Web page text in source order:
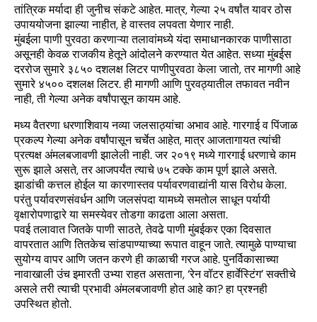
तांत्रिक मर्यादा ही जुनीच संकटे आहेत. मात्र, गेल्या २५ वर्षांत यावर ठोस
उपाययोजना झाल्या नाहीत, हे वास्तव लपवता येणार नाही.
मुंबईला पाणी पुरवठा करणाऱ्या तलावांमध्ये यंदा समाधानकारक पाणीसाठा
असूनही केवळ राजकीय हेतूने आंदोलने करण्यात येत आहेत. सध्या मुंबईस
दररोज सुमारे ३८५० दशलक्ष लिटर पाणीपुरवठा केला जातो, तर मागणी आहे
सुमारे ४५०० दशलक्ष लिटर. ही मागणी आणि पुरवठ्यातील तफावत नवीन
नाही, ती गेल्या अनेक वर्षांपासून कायम आहे.
मध्य वैतरणा धरणाशिवाय नव्या जलसाठ्यांचा अभाव आहे. गारगाई व पिंजाळ
प्रकल्प गेल्या अनेक वर्षांपासून चर्चेत आहेत, मात्र आजतागायत त्यांची
प्रत्यक्ष अंमलबजावणी झालेली नाही. जर २०१९ मध्ये गारगाई धरणाचे काम
सुरू झाले असते, तर आजपर्यंत त्याचे ७५ टक्के काम पूर्ण झाले असते.
झाडांची कत्तल होईल या कारणास्तव पर्यावरणवाद्यांनी यास विरोध केला.
परंतु पर्यावरणसंवर्धन आणि जलसंपदा यामध्ये समतोल साधून पर्यायी
वृक्षारोपणाद्वारे या समस्येवर तोडगा काढता आला असता.
पवई तलावात जितके पाणी साठते, तेवढे पाणी मुंबईकर एका दिवसात
वापरतात आणि तितकेच सांडपाण्याच्या रूपात वाहून जाते. त्यामुळे पाण्याचा
सुयोग्य वापर आणि जतन करणे ही काळाची गरज आहे. पुनर्विकासाच्या
नावाखाली उंच इमारती उभ्या राहत असताना, ‘रेन वॉटर हार्वेस्टिंग’ सक्तीचे
असले तरी त्याची प्रभावी अंमलबजावणी होत आहे का? हा प्रश्नही
उपस्थित होतो.